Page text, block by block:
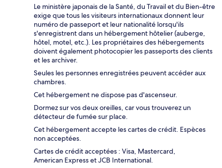
Le ministère japonais de la Santé, du Travail et du Bien-être
exige que tous les visiteurs internationaux donnent leur
numéro de passeport et leur nationalité lorsqu'ils
s'enregistrent dans un hébergement hôtelier (auberge,
hôtel, motel, etc.). Les propriétaires des hébergements
doivent également photocopier les passeports des clients
et les archiver.
Seules les personnes enregistrées peuvent accéder aux
chambres.
Cet hébergement ne dispose pas d'ascenseur.
Dormez sur vos deux oreilles, car vous trouverez un
détecteur de fumée sur place.
Cet hébergement accepte les cartes de crédit. Espèces
non acceptées.
Cartes de crédit acceptées : Visa, Mastercard,
American Express et JCB International.